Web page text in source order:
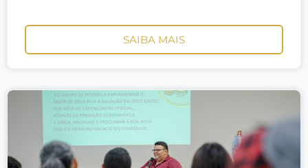
SAIBA MAIS